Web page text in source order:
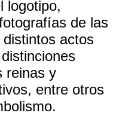
logotipo,
de las
actos
reinas y
entre otros